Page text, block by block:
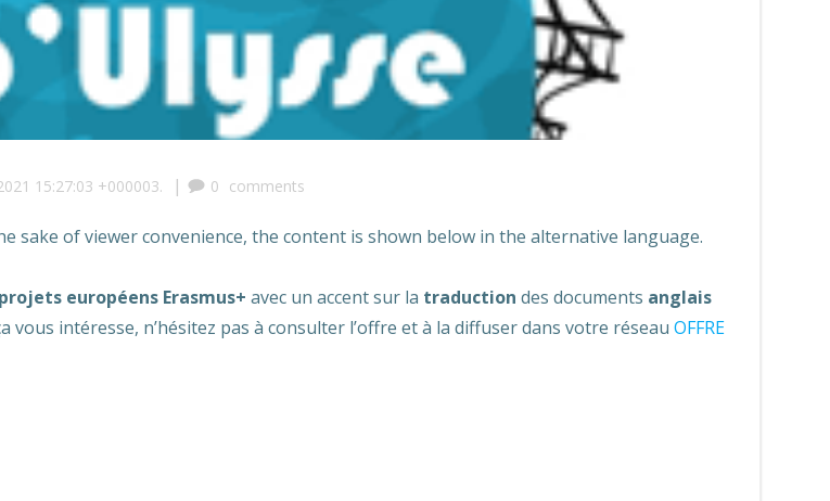
15:27:03 +000003. | 0 comments
sake of viewer convenience, the content is shown below in the alternative language.
européens Erasmus+ avec un accent sur la traduction des documents anglais
vous intéresse, n’hésitez pas à consulter l’offre et à la diffuser dans votre réseau OFFRE